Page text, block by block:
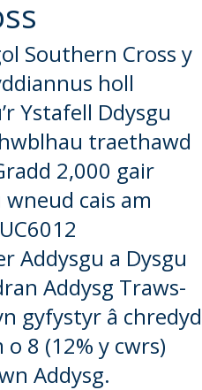
Southern Cross y
holl
Ystafell Ddysgu
traethawd
2,000 gair
wneud cais am
Addysgu a Dysgu
Addysg Traws-
gyfystyr â chredyd
8 (12% y cwrs)
Addysg.